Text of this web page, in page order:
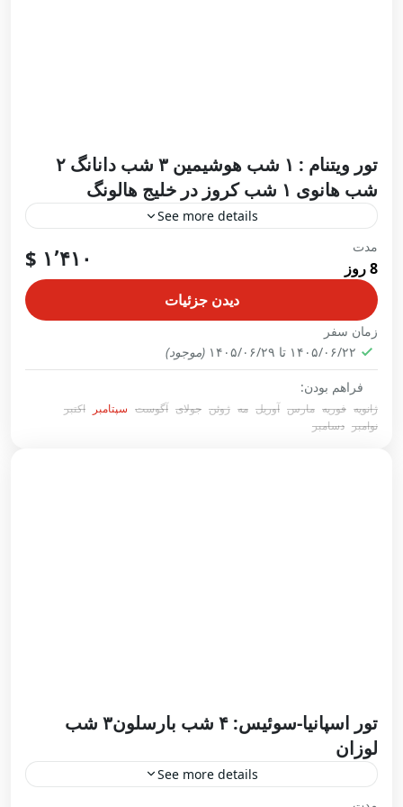
تور ویتنام : ۱ شب هوشیمین ۳ شب دانانگ ۲
شب هانوی ۱ شب کروز در خلیج هالونگ
See more details
در حال ثبت نام
سفر به ویتنام، سفری میان شهرهای پرجنب‌وجوش،
سواحل استوایی و شگفتی‌های طبیعی است. این مسیر از
هوشیمین، قلب اقتصادی و تاریخی کشور آغاز می‌شود،
سپس…
آسیا,دانانگ, هالونگ,هانوی ,هوشیمین
1 Person
مدت
8 روز ۱٬۴۱۰ $
دیدن جزئیات
زمان سفر
۱۴۰۵/۰۶/۲۲ تا ۱۴۰۵/۰۶/۲۹
(موجود)
فراهم بودن:
ژانویه فوریه مارس آوریل مه ژوئن جولای آگوست سپتامبر
اکتبر
نوامبر
دسامبر
تور اسپانیا-سوئیس: ۴ شب بارسلون۳ شب
لوزان
See more details